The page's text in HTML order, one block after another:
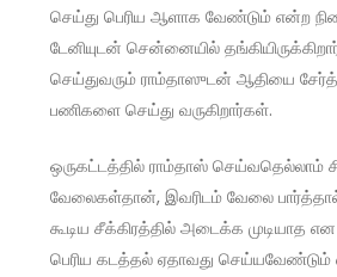
செய்து பெரிய ஆளாக வேண்டும் என்ற
டேனியுடன் சென்னையில்
செய்துவரும் ராம்தாஸுடன் ஆதியை
பணிகளை செய்து வருகிறார்கள்.
ஒருகட்டத்தில் ராம்தாஸ் செய்வதெல்லாம்
வேலைகள்தான், இவரிடம் வேலை
கூடிய சீக்கிரத்தில் அடைக்க முடியாத
பெரிய கடத்தல் ஏதாவது செய்யவேண்டும்